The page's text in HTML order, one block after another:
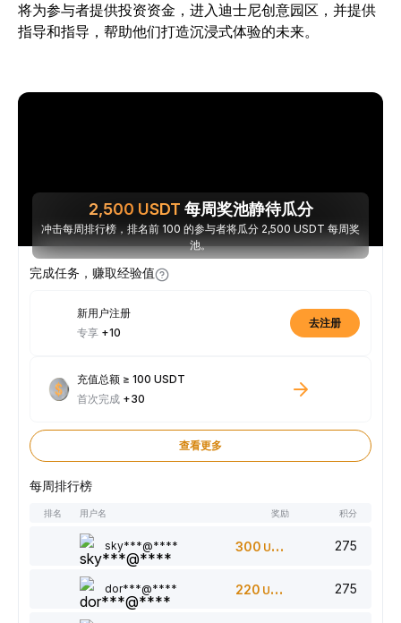
将为参与者提供投资资金，进入迪士尼创意园区，并提供
指导和指导，帮助他们打造沉浸式体验的未来。
2,500 USDT 每周奖池静待瓜分
冲击每周排行榜，排名前 100 的参与者将瓜分 2,500 USDT 每周奖
池。
完成任务，赚取经验值
新用户注册
专享 +10
去注册
充值总额 ≥ 100 USDT
首次完成 +30
查看更多
每周排行榜
排名 用户名 奖励 积分
sky***@**** 300 USDT 275
dor***@**** 220 USDT 275